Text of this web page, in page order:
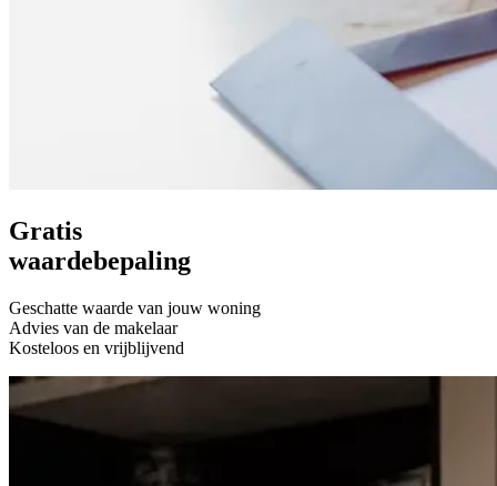
Gratis
waardebepaling
Geschatte waarde van jouw woning
Advies van de makelaar
Kosteloos en vrijblijvend